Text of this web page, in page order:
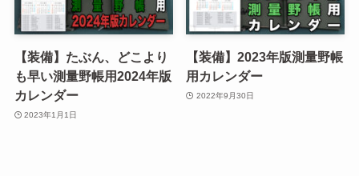
【装備】たぶん、どこより
も早い測量野帳用2024年版
カレンダー
2023年1月1日
【装備】2023年版測量野帳
用カレンダー
2022年9月30日